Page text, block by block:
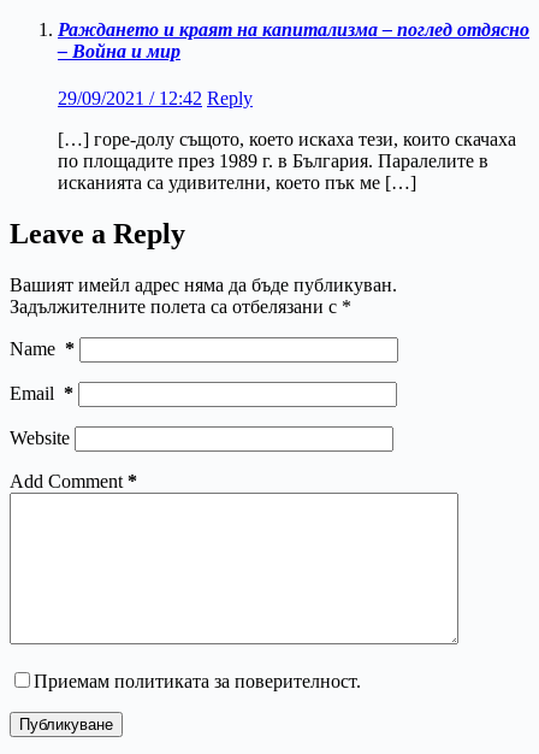
Раждането и краят на капитализма – поглед отдясно
– Война и мир
29/09/2021 / 12:42 Reply
[…] горе-долу същото, което искаха тези, които скачаха
по площадите през 1989 г. в България. Паралелите в
исканията са удивителни, което пък ме […]
Leave a Reply
Вашият имейл адрес няма да бъде публикуван.
Задължителните полета са отбелязани с *
Name *
Email *
Website
Add Comment *
Приемам политиката за поверителност.
Публикуване